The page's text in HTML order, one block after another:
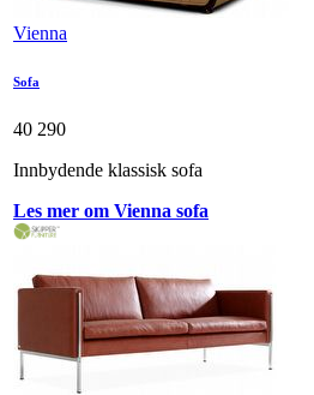
Vienna
Sofa
40 290
Innbydende klassisk sofa
Les mer om Vienna sofa